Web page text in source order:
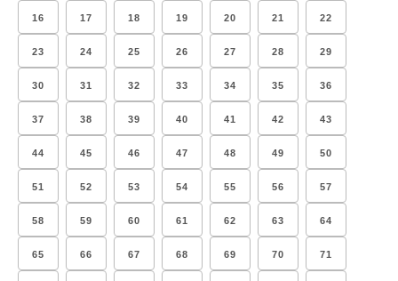
16 17 18 19 20 21 22
23 24 25 26 27 28 29
30 31 32 33 34 35 36
37 38 39 40 41 42 43
44 45 46 47 48 49 50
51 52 53 54 55 56 57
58 59 60 61 62 63 64
65 66 67 68 69 70 71